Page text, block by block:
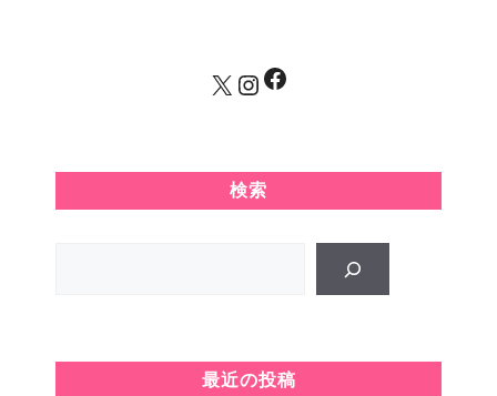
X Instagram
Facebook
検索
最近の投稿